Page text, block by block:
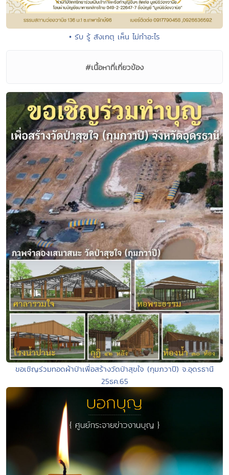
• รับ รู้ สังเกตุ เห็น ไม่ทำอะไร
#เนื้อหาที่เกี่ยวข้อง
ขอเชิญร่วมทอดผ้าป่าเพื่อสร้างวัดป่าสุขใจ (กุมภวาปี) จ.อุดรธานี
25ธค.65